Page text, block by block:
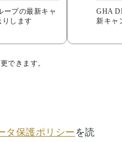
ープの最新キャ
りします
GHA
新キャ
できます。
タ保護ポリシー を読